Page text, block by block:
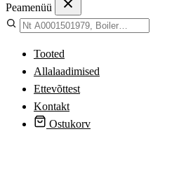
Peamenüü
Tooted
Allalaadimised
Ettevõttest
Kontakt
Ostukorv